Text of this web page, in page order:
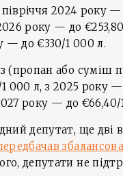
2024 року
року — до
— до €330/1 000 л.
(пропан або суміш
000 л, з 2025 року
року — до
депутат, ще дві
депутати не